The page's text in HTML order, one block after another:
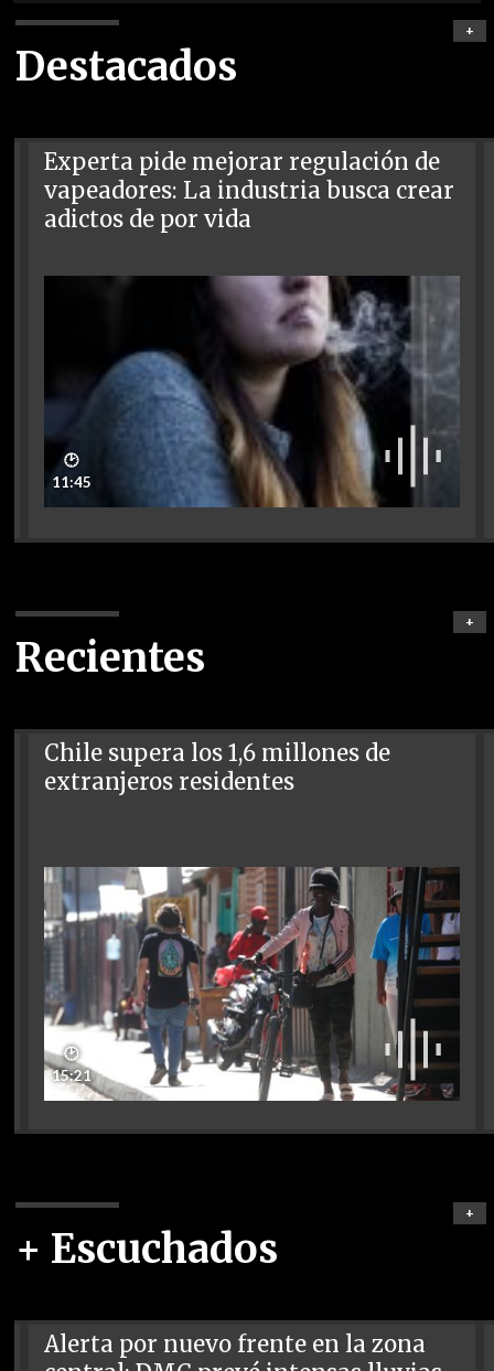
Destacados
+
Experta pide mejorar regulación de
vapeadores: La industria busca crear
adictos de por vida
🕑
11:45
Recientes
+
Chile supera los 1,6 millones de
extranjeros residentes
🕑
15:21
+ Escuchados
+
Alerta por nuevo frente en la zona